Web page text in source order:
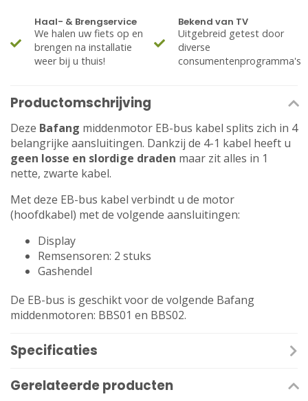
Haal- & Brengservice
We halen uw fiets op en
brengen na installatie
weer bij u thuis!
Bekend van TV
Uitgebreid getest door
diverse
consumentenprogramma's
Productomschrijving
Deze Bafang middenmotor EB-bus kabel splits zich in 4
belangrijke aansluitingen. Dankzij de 4-1 kabel heeft u
geen losse en slordige draden maar zit alles in 1
nette, zwarte kabel.
Met deze EB-bus kabel verbindt u de motor
(hoofdkabel) met de volgende aansluitingen:
Display
Remsensoren: 2 stuks
Gashendel
De EB-bus is geschikt voor de volgende Bafang
middenmotoren: BBS01 en BBS02.
Specificaties
Gerelateerde producten